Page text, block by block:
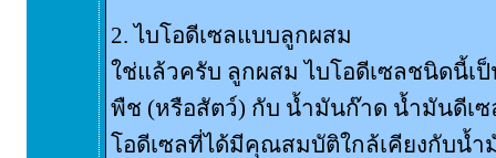
2. ไบโอดีเซลแบบลูกผสม
ใช่แล้วครับ ลูกผสม ไบโอดีเซลชนิดนี้เ
พืช (หรือสัตว์) กับ น้ำมันก๊าด น้ำมันดีเซ
โอดีเซลที่ได้มีคุณสมบัติใกล้เคียงกับน้ำ